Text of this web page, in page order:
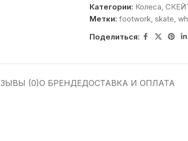
Категории: Колеса,
Метки: footwork, skate,
Поделиться:
(0)О БРЕНДЕДОСТАВКА И ОПЛАТА